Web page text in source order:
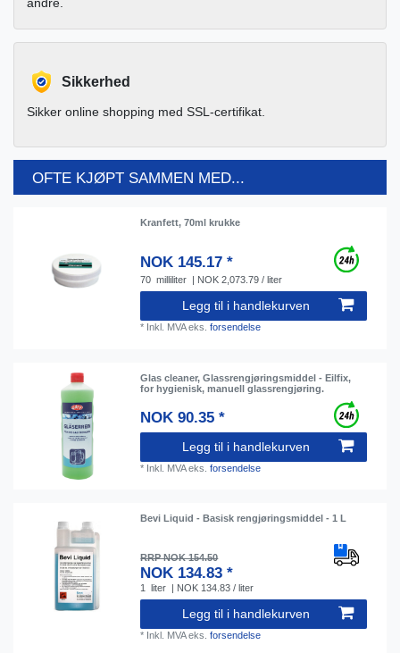
Sikkerhed
Sikker online shopping med SSL-certifikat.
OFTE KJØPT SAMMEN MED...
Kranfett, 70ml krukke
NOK 145.17 *
70 milliliter | NOK 2,073.79 / liter
Legg til i handlekurven
* Inkl. MVAeks.forsendelse
Glas cleaner, Glassrengjøringsmiddel - Eilfix,
for hygienisk, manuell glassrengjøring.
NOK 90.35 *
Legg til i handlekurven
* Inkl. MVAeks.forsendelse
Bevi Liquid - Basisk rengjøringsmiddel - 1 L
RRP NOK 154.50
NOK 134.83 *
1 liter | NOK 134.83 / liter
Legg til i handlekurven
* Inkl. MVAeks.forsendelse